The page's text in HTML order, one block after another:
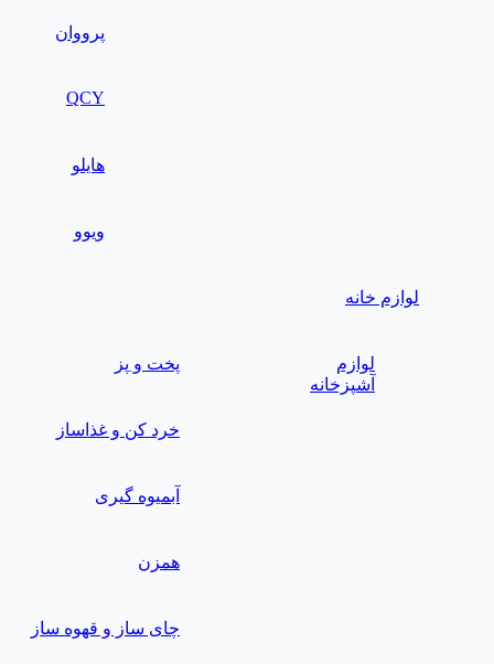
پرووان
QCY
هایلو
ویوو
لوازم خانه
لوازم
آشپزخانه
پخت و پز
خرد کن و غذاساز
آبمیوه گیری
همزن
چای ساز و قهوه ساز